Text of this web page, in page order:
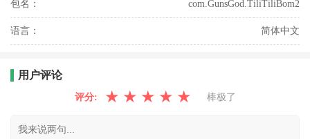
包名： com.GunsGod.TiliTiliBom2
语言： 简体中文
用户评论
评分: ★ ★ ★ ★ ★ 棒极了